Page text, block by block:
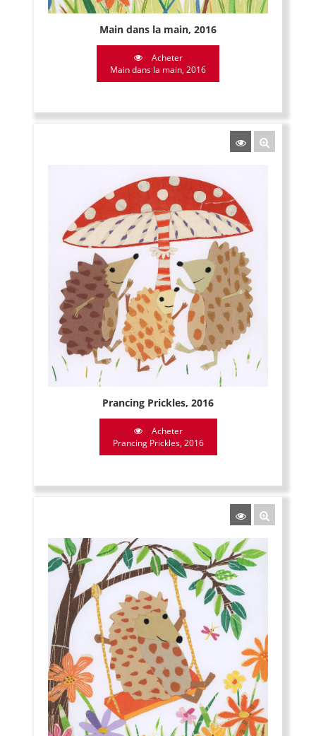
Main dans la main, 2016
Acheter
Main dans la main, 2016
Prancing Prickles, 2016
Acheter
Prancing Prickles, 2016